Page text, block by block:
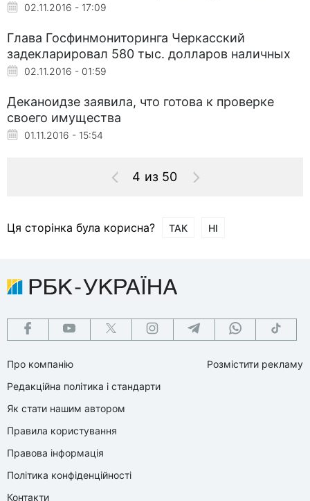
02.11.2016 - 17:09
Глава Госфинмониторинга Черкасский
задекларировал 580 тыс. долларов наличных
02.11.2016 - 01:59
Деканоидзе заявила, что готова к проверке
своего имущества
01.11.2016 - 15:54
4 из 50
Ця сторінка була корисна? ТАК НІ
Про компанію
Редакційна політика і стандарти
Як стати нашим автором
Правила користування
Правова інформація
Політика конфіденційності
Контакти
Розмістити рекламу